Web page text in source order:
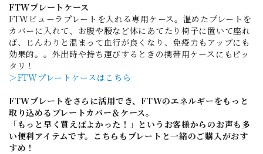
FTWプレートケース
FTWビューラプレートを入れる専用ケース。温めたプレートを
カバーに入れて、お腹や腰など体にあてたり椅子に置いて座れ
ば、じんわりと温まって血行が良くなり、免疫力もアップにも
効果的。。外出時や持ち運びするときの携帯用ケースにもピッ
タリ！
＞FTWプレートケースはこちら
FTWプレートをさらに活用でき、FTWのエネルギーをもっと
取り込めるプレートカバー＆ケース。
「もっと早く買えばよかった！」というお客様からのお声も多
い便利アイテムです。こちらもプレートと一緒のご購入がおす
すめ！